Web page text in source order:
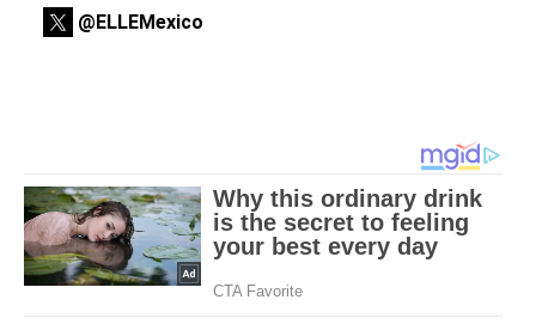
@ELLEMexico